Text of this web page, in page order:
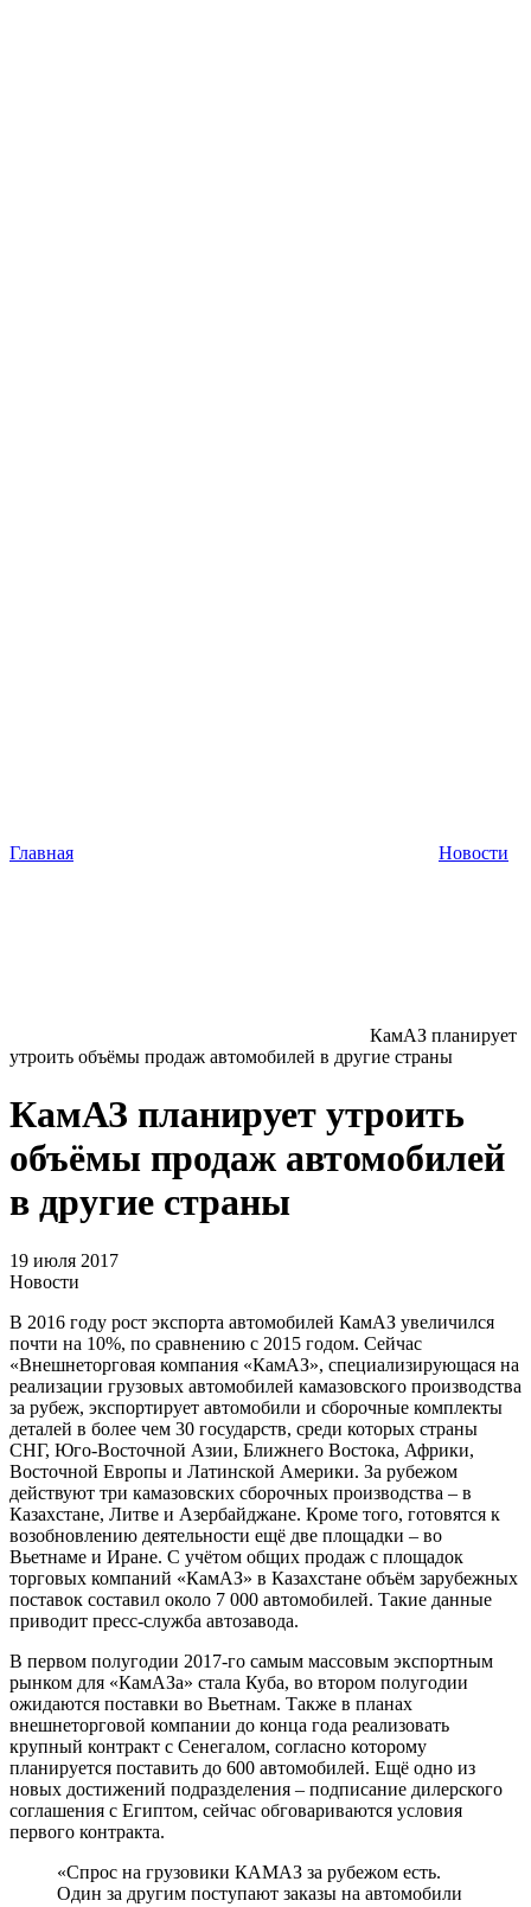
Главная Новости
КамАЗ планирует
утроить объёмы продаж автомобилей в другие страны
КамАЗ планирует утроить
объёмы продаж автомобилей
в другие страны
19 июля 2017
Новости
В 2016 году рост экспорта автомобилей КамАЗ увеличился
почти на 10%, по сравнению с 2015 годом. Сейчас
«Внешнеторговая компания «КамАЗ», специализирующася на
реализации грузовых автомобилей камазовского производства
за рубеж, экспортирует автомобили и сборочные комплекты
деталей в более чем 30 государств, среди которых страны
СНГ, Юго-Восточной Азии, Ближнего Востока, Африки,
Восточной Европы и Латинской Америки. За рубежом
действуют три камазовских сборочных производства – в
Казахстане, Литве и Азербайджане. Кроме того, готовятся к
возобновлению деятельности ещё две площадки – во
Вьетнаме и Иране. С учётом общих продаж с площадок
торговых компаний «КамАЗ» в Казахстане объём зарубежных
поставок составил около 7 000 автомобилей. Такие данные
приводит пресс-служба автозавода.
В первом полугодии 2017-го самым массовым экспортным
рынком для «КамАЗа» стала Куба, во втором полугодии
ожидаются поставки во Вьетнам. Также в планах
внешнеторговой компании до конца года реализовать
крупный контракт с Сенегалом, согласно которому
планируется поставить до 600 автомобилей. Ещё одно из
новых достижений подразделения – подписание дилерского
соглашения с Египтом, сейчас обговариваются условия
первого контракта.
«Спрос на грузовики КАМАЗ за рубежом есть.
Один за другим поступают заказы на автомобили